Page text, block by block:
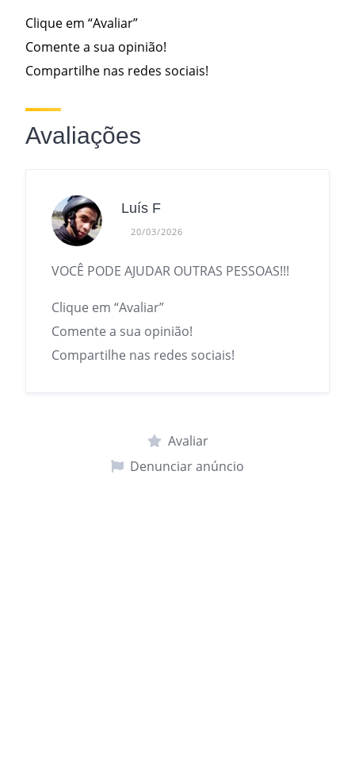
Clique em “Avaliar”
Comente a sua opinião!
Compartilhe nas redes sociais!
Avaliações
Luís F
20/03/2026
VOCÊ PODE AJUDAR OUTRAS PESSOAS!!!
Clique em “Avaliar”
Comente a sua opinião!
Compartilhe nas redes sociais!
Avaliar
Denunciar anúncio